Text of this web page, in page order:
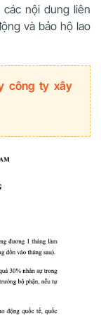
nội dung liên
và bảo hộ lao
công ty xây